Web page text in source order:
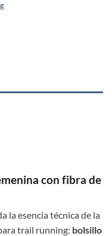
con fibra de
la esencia técnica de la
trail running: bolsillo